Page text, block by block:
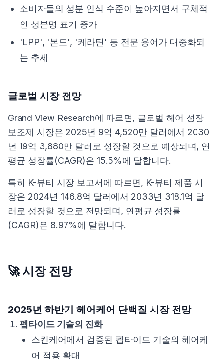
소비자들의 성분 인식 수준이 높아지면서 구체적
인 성분명 표기 증가
'LPP', '본드', '케라틴' 등 전문 용어가 대중화되
는 추세
글로벌 시장 전망
Grand View Research에 따르면, 글로벌 헤어 성장
보조제 시장은 2025년 9억 4,520만 달러에서 2030
년 19억 3,880만 달러로 성장할 것으로 예상되며, 연
평균 성장률(CAGR)은 15.5%에 달합니다.
특히 K-뷰티 시장 보고서에 따르면, K-뷰티 제품 시
장은 2024년 146.8억 달러에서 2033년 318.1억 달
러로 성장할 것으로 전망되며, 연평균 성장률
(CAGR)은 8.97%에 달합니다.
🚀 시장 전망
2025년 하반기 헤어케어 단백질 시장 전망
펩타이드 기술의 진화
스킨케어에서 검증된 펩타이드 기술의 헤어케
어 적용 확대